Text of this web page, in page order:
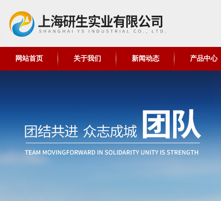
网站首页 关于我们 新闻动态 产品中心